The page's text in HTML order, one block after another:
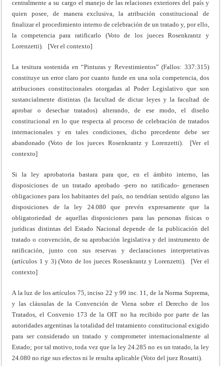
centralmente a su cargo el manejo de las relaciones exteriores del país y
quien posee, de manera exclusiva, la atribución constitucional de
finalizar el procedimiento interno de celebración de un tratado y, por ello,
la competencia para ratificarlo (Voto de los jueces Rosenkrantz y
Lorenzetti). [Ver el contexto]
La tesitura sostenida en “Pinturas y Revestimientos” (Fallos: 337:315)
constituye un error claro por cuanto funde en una sola competencia, dos
atribuciones constitucionales otorgadas al Poder Legislativo que son
sustancialmente distintas (la facultad de dictar leyes y la facultad de
aprobar o desechar tratados) alterando, de ese modo, el diseño
constitucional en lo que respecta al proceso de celebración de tratados
internacionales y en tales condiciones, dicho precedente debe ser
abandonado (Voto de los jueces Rosenkrantz y Lorenzetti). [Ver el
contexto]
Si la ley aprobatoria bastara para que, en el ámbito interno, las
disposiciones de un tratado aprobado -pero no ratificado- generasen
obligaciones para los habitantes del país, no tendrían sentido alguno las
disposiciones de la ley 24.080 que prevén expresamente que la
obligatoriedad de aquellas disposiciones para las personas físicas o
jurídicas distintas del Estado Nacional depende de la publicación del
tratado o convención, de su aprobación legislativa y del instrumento de
ratificación, junto con sus reservas y declaraciones interpretativas
(artículos 1 y 3) (Voto de los jueces Rosenkrantz y Lorenzetti). [Ver el
contexto]
A la luz de los artículos 75, inciso 22 y 99 inc. 11, de la Norma Suprema,
y las cláusulas de la Convención de Viena sobre el Derecho de los
Tratados, el Convenio 173 de la OIT no ha recibido por parte de las
autoridades argentinas la totalidad del tratamiento constitucional exigido
para ser considerado un tratado y comprometer internacionalmente al
Estado; por tal motivo, toda vez que la ley 24.285 no es un tratado, la ley
24.080 no rige sus efectos ni le resulta aplicable (Voto del juez Rosatti).